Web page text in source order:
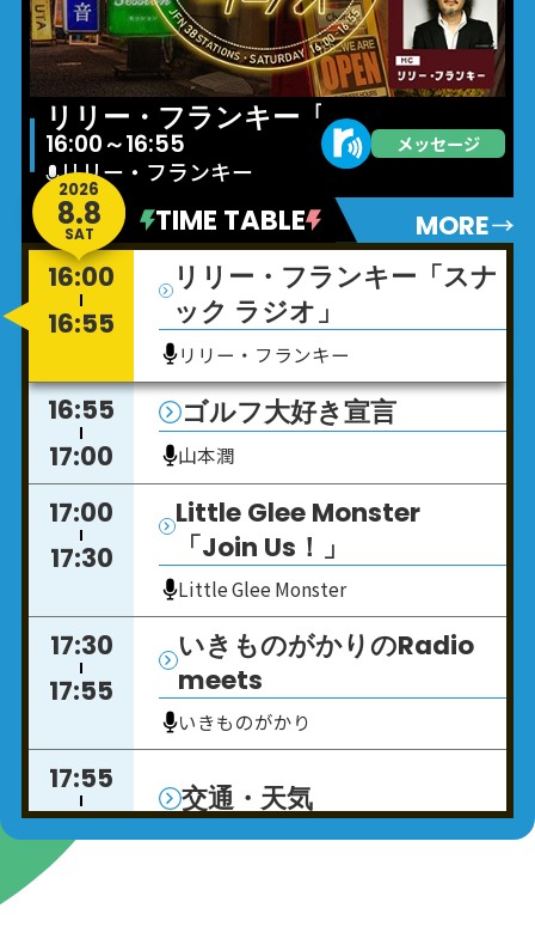
リリー・フランキー「スナック ラジ
16:00～16:55
リリー・フランキー
メッセージ
TIME TABLE MORE
2026
8.8
SAT
16:00
16:55
リリー・フランキー「スナ
ック ラジオ」
リリー・フランキー
16:55
17:00
ゴルフ大好き宣言
山本潤
17:00
17:30
Little Glee Monster
「Join Us！」
Little Glee Monster
17:30
17:55
いきものがかりのRadio
meets
いきものがかり
17:55
18:00
交通・天気
18:00